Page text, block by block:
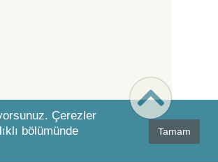
Çerezler
bölümünde
Tamam